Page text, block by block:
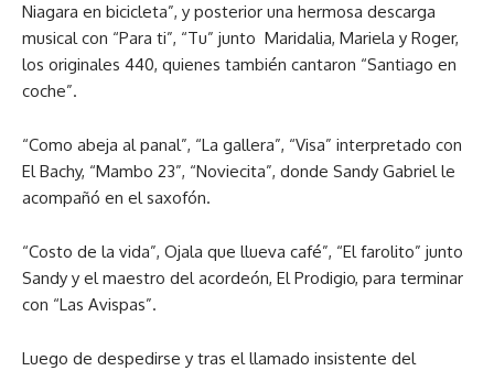
Niagara en bicicleta”, y posterior una hermosa descarga
musical con “Para ti”, “Tu” junto Maridalia, Mariela y Roger,
los originales 440, quienes también cantaron “Santiago en
coche”.
“Como abeja al panal”, “La gallera”, “Visa” interpretado con
El Bachy, “Mambo 23”, “Noviecita”, donde Sandy Gabriel le
acompañó en el saxofón.
“Costo de la vida”, Ojala que llueva café”, “El farolito” junto
Sandy y el maestro del acordeón, El Prodigio, para terminar
con “Las Avispas”.
Luego de despedirse y tras el llamado insistente del